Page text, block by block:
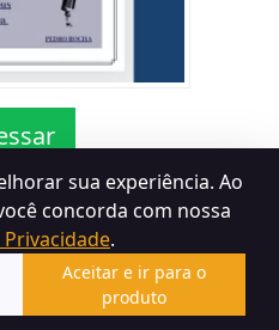
sua experiência. Ao
concorda com nossa
.
Aceitar e ir para o
produto
de Devolução Política de